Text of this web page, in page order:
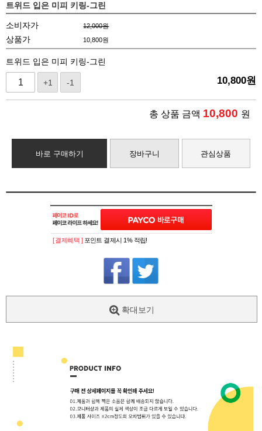
트위드 입은 미피 키링-그린
소비자가 12,000원
상품가 10,800원
트위드 입은 미피 키링-그린
+1 -1 10,800원
총 상품 금액 10,800 원
바로 구매하기 장바구니 관심상품
[ 결제혜택 ] 포인트 결제시 1% 적립!
확대보기